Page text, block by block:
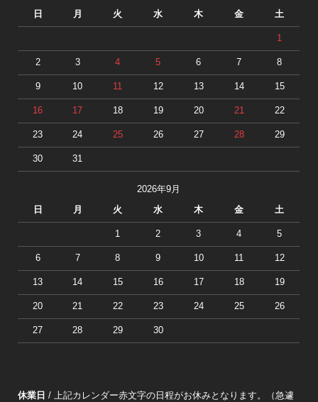
日 月 火 水 木 金 土
1
2 3 4 5 6 7 8
9 10 11 12 13 14 15
16 17 18 19 20 21 22
23 24 25 26 27 28 29
30 31
2026年9月
日 月 火 水 木 金 土
1 2 3 4 5
6 7 8 9 10 11 12
13 14 15 16 17 18 19
20 21 22 23 24 25 26
27 28 29 30
休業日 / 上記カレンダー赤文字の日程がお休みとなります。（急遽